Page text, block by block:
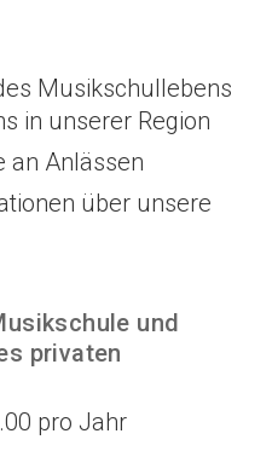
Musikschullebens
in unserer Region
an Anlässen
über unsere
und
privaten
pro Jahr